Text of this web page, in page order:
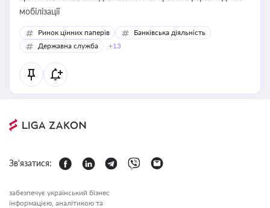
мобілізації
Ринок цінних паперів
Банківська діяльність
Державна служба
+13
Зв'язатися:
забезпечує український бізнес
інформацією, аналітикою та